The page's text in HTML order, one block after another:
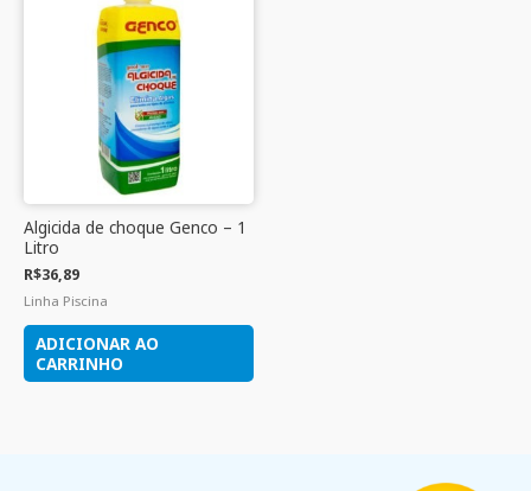
Algicida de choque Genco – 1
Litro
R$36,89
Linha Piscina
ADICIONAR AO
CARRINHO